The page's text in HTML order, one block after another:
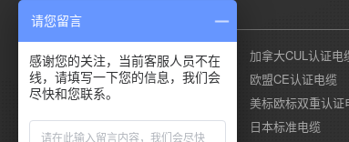
产品列表
美国UL认证电缆
加拿大CUL认证电
德国莱茵TUV认证电缆
欧盟CE认证电缆
国标CCC认证电缆
美标欧标双重认证
澳标SAA认证电缆
日本标准电缆
请您留言
感谢您的关注，当前客服人员不在
线，请填写一下您的信息，我们会
尽快和您联系。